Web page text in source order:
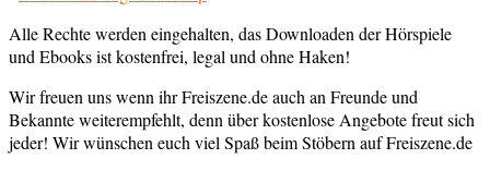
Alle Rechte werden eingehalten, das Downloaden der Hörspiele
und Ebooks ist kostenfrei, legal und ohne Haken!
Wir freuen uns wenn ihr Freiszene.de auch an Freunde und
Bekannte weiterempfehlt, denn über kostenlose Angebote freut sich
jeder! Wir wünschen euch viel Spaß beim Stöbern auf Freiszene.de